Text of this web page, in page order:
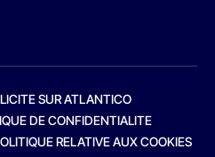
SUR ATLANTICO
DE CONFIDENTIALITE
RELATIVE AUX COOKIES